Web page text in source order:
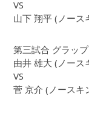
VS
山下 翔平 (ノース
第三試合 グラッ
由井 雄大 (ノース
VS
菅 京介 (ノースキ